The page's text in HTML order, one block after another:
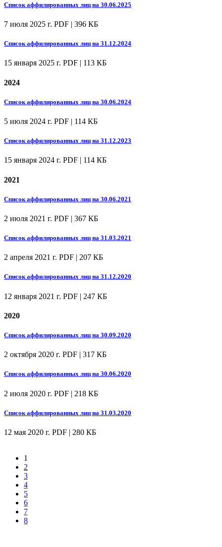
Список аффилированных лиц на 30.06.2025
7 июля 2025 г. PDF | 396 КБ
Список аффилированных лиц на 31.12.2024
15 января 2025 г. PDF | 113 КБ
2024
Список аффилированных лиц на 30.06.2024
5 июля 2024 г. PDF | 114 КБ
Список аффилированных лиц на 31.12.2023
15 января 2024 г. PDF | 114 КБ
2021
Список аффилированных лиц на 30.06.2021
2 июля 2021 г. PDF | 367 КБ
Список аффилированных лиц на 31.03.2021
2 апреля 2021 г. PDF | 207 КБ
Список аффилированных лиц на 31.12.2020
12 января 2021 г. PDF | 247 КБ
2020
Список аффилированных лиц на 30.09.2020
2 октября 2020 г. PDF | 317 КБ
Список аффилированных лиц на 30.06.2020
2 июля 2020 г. PDF | 218 КБ
Список аффилированных лиц на 31.03.2020
12 мая 2020 г. PDF | 280 КБ
1
2
3
4
5
6
7
8